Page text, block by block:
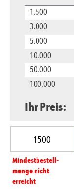
1.500
3.000
5.000
10.000
50.000
100.000
Ihr Preis:
Produkt
Mindest­­bestell­­
menge nicht
erreicht